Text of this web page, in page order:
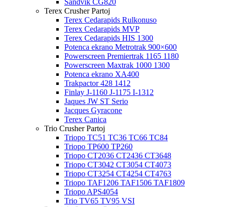
Sandvik CG820
Terex Crusher Partoj
Terex Cedarapids Rulkonuso
Terex Cedarapids MVP
Terex Cedarapids HIS 1300
Potenca ekrano Metrotrak 900×600
Powerscreen Premiertrak 1165 1180
Powerscreen Maxtrak 1000 1300
Potenca ekrano XA400
Trakpactor 428 1412
Finlay J-1160 J-1175 I-1312
Jaques JW ST Serio
Jacques Gyracone
Terex Canica
Trio Crusher Partoj
Triopo TC51 TC36 TC66 TC84
Triopo TP600 TP260
Triopo CT2036 CT2436 CT3648
Triopo CT3042 CT3054 CT4073
Triopo CT3254 CT4254 CT4763
Triopo TAF1206 TAF1506 TAF1809
Triopo APS4054
Trio TV65 TV95 VSI